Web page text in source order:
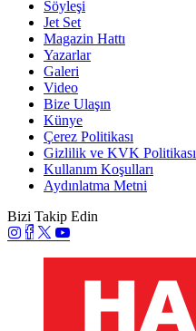
Söyleşi
Jet Set
Magazin Hattı
Yazarlar
Galeri
Video
Bize Ulaşın
Künye
Çerez Politikası
Gizlilik ve KVK Politikası
Kullanım Koşulları
Aydınlatma Metni
Bizi Takip Edin